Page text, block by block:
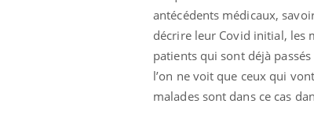
antécédents médicaux,
décrire leur Covid initial, les
patients qui sont déjà
l’on ne voit que ceux qui
malades sont dans ce cas